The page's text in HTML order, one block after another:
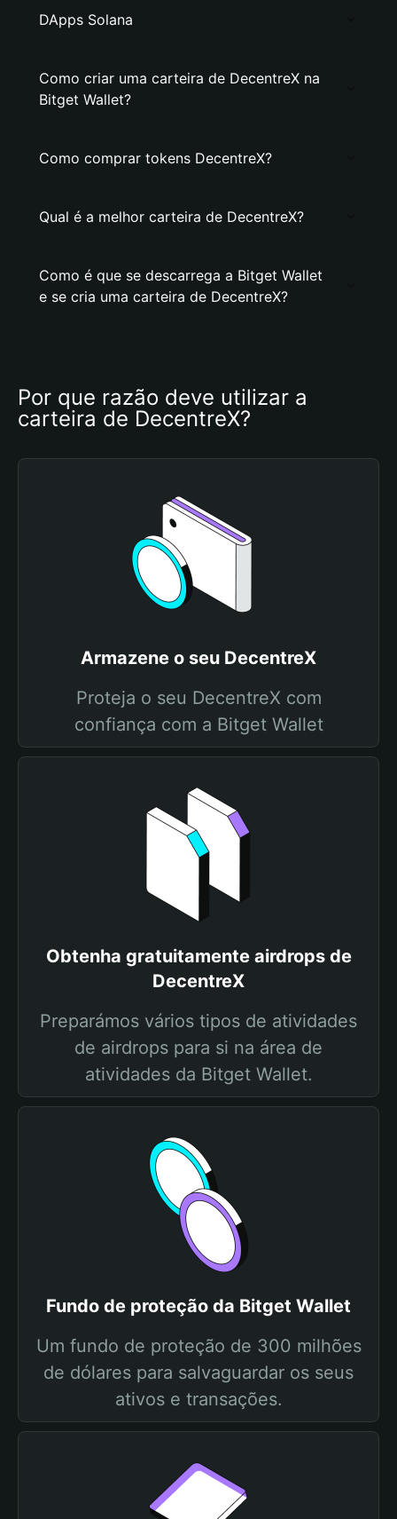
DApps Solana
Como criar uma carteira de DecentreX na
Bitget Wallet?
Como comprar tokens DecentreX?
Qual é a melhor carteira de DecentreX?
Como é que se descarrega a Bitget Wallet
e se cria uma carteira de DecentreX?
Por que razão deve utilizar a
carteira de DecentreX?
Armazene o seu DecentreX
Proteja o seu DecentreX com
confiança com a Bitget Wallet
Obtenha gratuitamente airdrops de
DecentreX
Preparámos vários tipos de atividades
de airdrops para si na área de
atividades da Bitget Wallet.
Fundo de proteção da Bitget Wallet
Um fundo de proteção de 300 milhões
de dólares para salvaguardar os seus
ativos e transações.